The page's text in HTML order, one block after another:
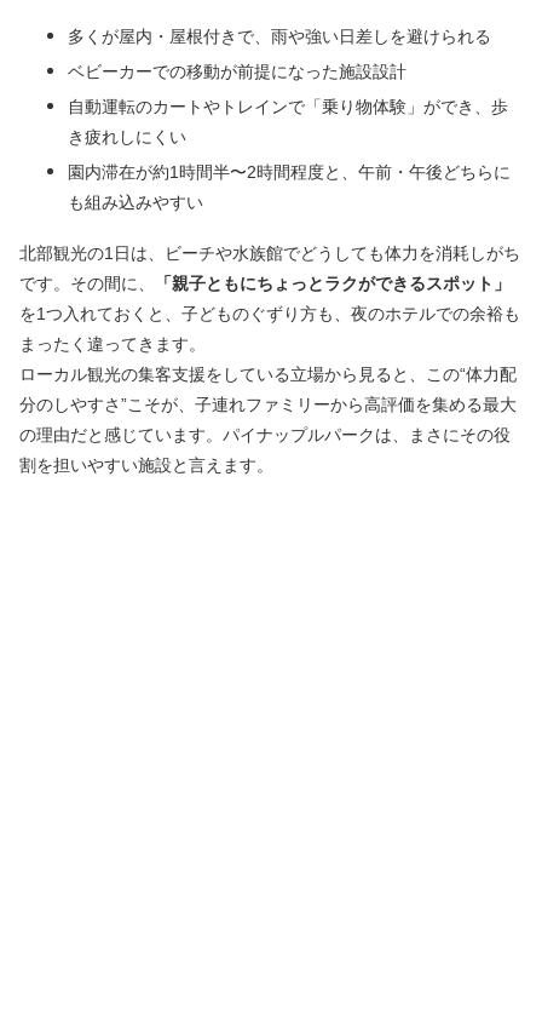
多くが屋内・屋根付きで、雨や強い日差しを避けられる
ベビーカーでの移動が前提になった施設設計
自動運転のカートやトレインで「乗り物体験」ができ、歩
き疲れしにくい
園内滞在が約1時間半〜2時間程度と、午前・午後どちらに
も組み込みやすい
北部観光の1日は、ビーチや水族館でどうしても体力を消耗しがち
です。その間に、
「親子ともにちょっとラクができるスポット」
を1つ入れておくと、子どものぐずり方も、夜のホテルでの余裕も
まったく違ってきます。
ローカル観光の集客支援をしている立場から見ると、この“体力配
分のしやすさ”こそが、子連れファミリーから高評価を集める最大
の理由だと感じています。パイナップルパークは、まさにその役
割を担いやすい施設と言えます。